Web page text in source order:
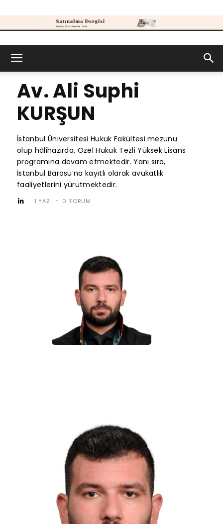
Dergisi
Av. Ali Suphi
KURŞUN
İstanbul Üniversitesi Hukuk Fakültesi mezunu
olup hâlihazırda, Özel Hukuk Tezli Yüksek Lisans
programına devam etmektedir. Yanı sıra,
İstanbul Barosu’na kayıtlı olarak avukatlık
faaliyetlerini yürütmektedir.
1 YAZI - 0 YORUM